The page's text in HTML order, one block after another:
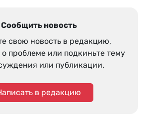
Сообщить новость
свою новость в редакцию,
проблеме или подкиньте тему
или публикации.
в редакцию